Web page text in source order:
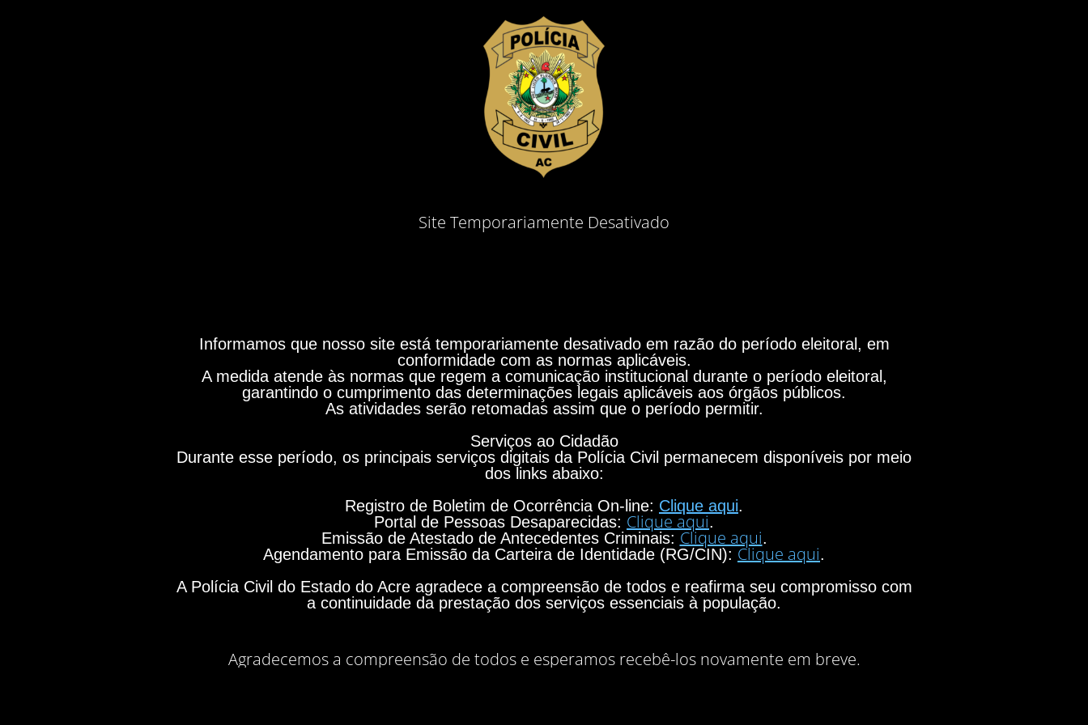
Site Temporariamente Desativado
Informamos que nosso site está temporariamente desativado em razão do período eleitoral, em
conformidade com as normas aplicáveis.
A medida atende às normas que regem a comunicação institucional durante o período eleitoral,
garantindo o cumprimento das determinações legais aplicáveis aos órgãos públicos.
As atividades serão retomadas assim que o período permitir.
Serviços ao Cidadão
Durante esse período, os principais serviços digitais da Polícia Civil permanecem disponíveis por meio
dos links abaixo:
Registro de Boletim de Ocorrência On-line: Clique aqui.
Portal de Pessoas Desaparecidas: Clique aqui.
Emissão de Atestado de Antecedentes Criminais: Clique aqui.
Agendamento para Emissão da Carteira de Identidade (RG/CIN): Clique aqui.
A Polícia Civil do Estado do Acre agradece a compreensão de todos e reafirma seu compromisso com
a continuidade da prestação dos serviços essenciais à população.
Agradecemos a compreensão de todos e esperamos recebê-los novamente em breve.